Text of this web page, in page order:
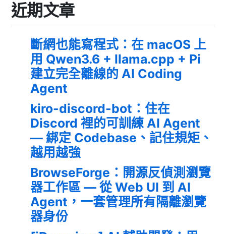
近期文章
斷網也能寫程式：在 macOS 上
用 Qwen3.6 + llama.cpp + Pi
建立完全離線的 AI Coding
Agent
kiro-discord-bot：住在
Discord 裡的可訓練 AI Agent
— 綁定 Codebase、記住規矩、
越用越強
BrowseForge：開源反偵測瀏覽
器工作區 — 從 Web UI 到 AI
Agent，一套管理所有隔離瀏覽
器身份